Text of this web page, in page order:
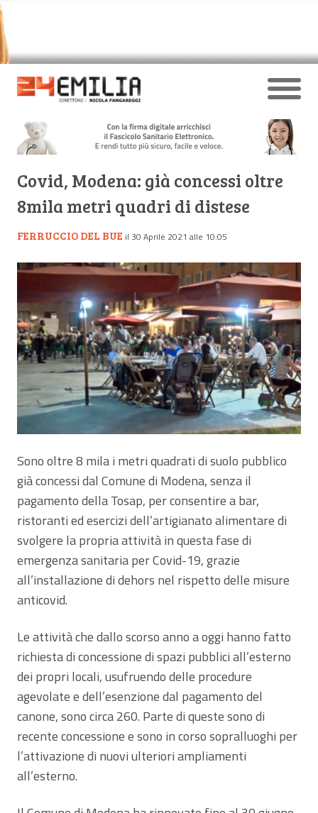
Covid, Modena: già concessi oltre
8mila metri quadri di distese
FERRUCCIO DEL BUE il 30 Aprile 2021 alle 10:05
Sono oltre 8 mila i metri quadrati di suolo pubblico
già concessi dal Comune di Modena, senza il
pagamento della Tosap, per consentire a bar,
ristoranti ed esercizi dell’artigianato alimentare di
svolgere la propria attività in questa fase di
emergenza sanitaria per Covid-19, grazie
all’installazione di dehors nel rispetto delle misure
anticovid.
Le attività che dallo scorso anno a oggi hanno fatto
richiesta di concessione di spazi pubblici all’esterno
dei propri locali, usufruendo delle procedure
agevolate e dell’esenzione dal pagamento del
canone, sono circa 260. Parte di queste sono di
recente concessione e sono in corso sopralluoghi per
l’attivazione di nuovi ulteriori ampliamenti
all’esterno.